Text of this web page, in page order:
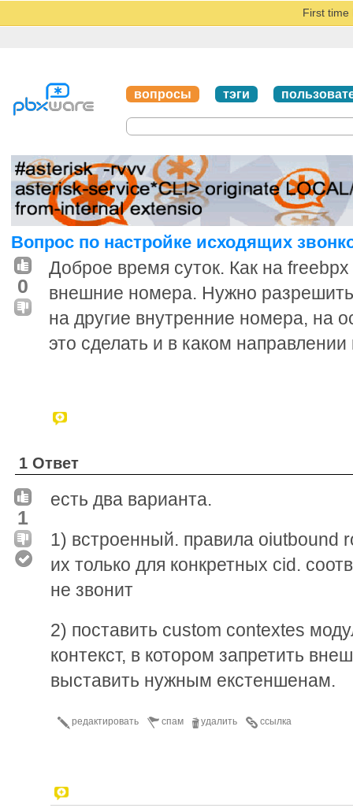
First time
вопросы тэги
Вопрос по настройке исходящих
0
Доброе время суток. Как на
внешние номера. Нужно
на другие внутренние номера, на
это сделать и в каком направлении
1 Ответ
1
есть два варианта.
1) встроенный. правила oiutbound
их только для конкретных cid.
не звонит
2) поставить custom contextes
контекст, в котором запретить
выставить нужным екстеншенам.
ссылка
удалить
спам
редактировать